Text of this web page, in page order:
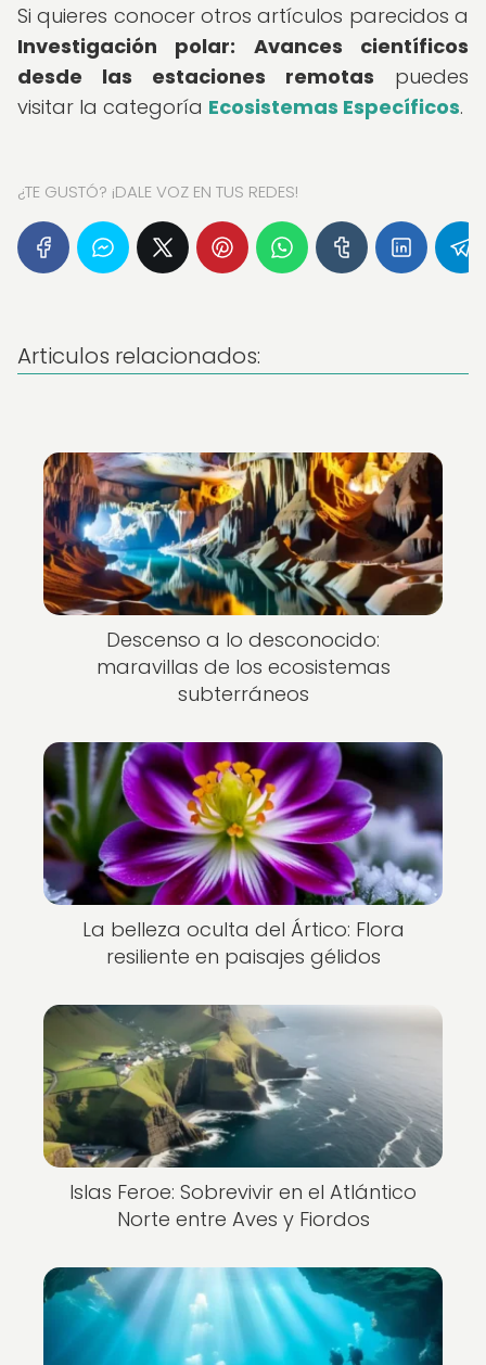
Si quieres conocer otros artículos parecidos a
Investigación polar: Avances científicos
desde las estaciones remotas puedes
visitar la categoría Ecosistemas Específicos.
¿TE GUSTÓ? ¡DALE VOZ EN TUS REDES!
Articulos relacionados:
Descenso a lo desconocido:
maravillas de los ecosistemas
subterráneos
La belleza oculta del Ártico: Flora
resiliente en paisajes gélidos
Islas Feroe: Sobrevivir en el Atlántico
Norte entre Aves y Fiordos